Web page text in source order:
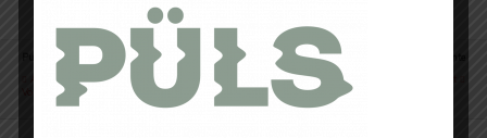
Publication Précédente
Asics​ Gel Fuji Trabuco 2 Gore-Tex, Pour
Vous, Les Filles !